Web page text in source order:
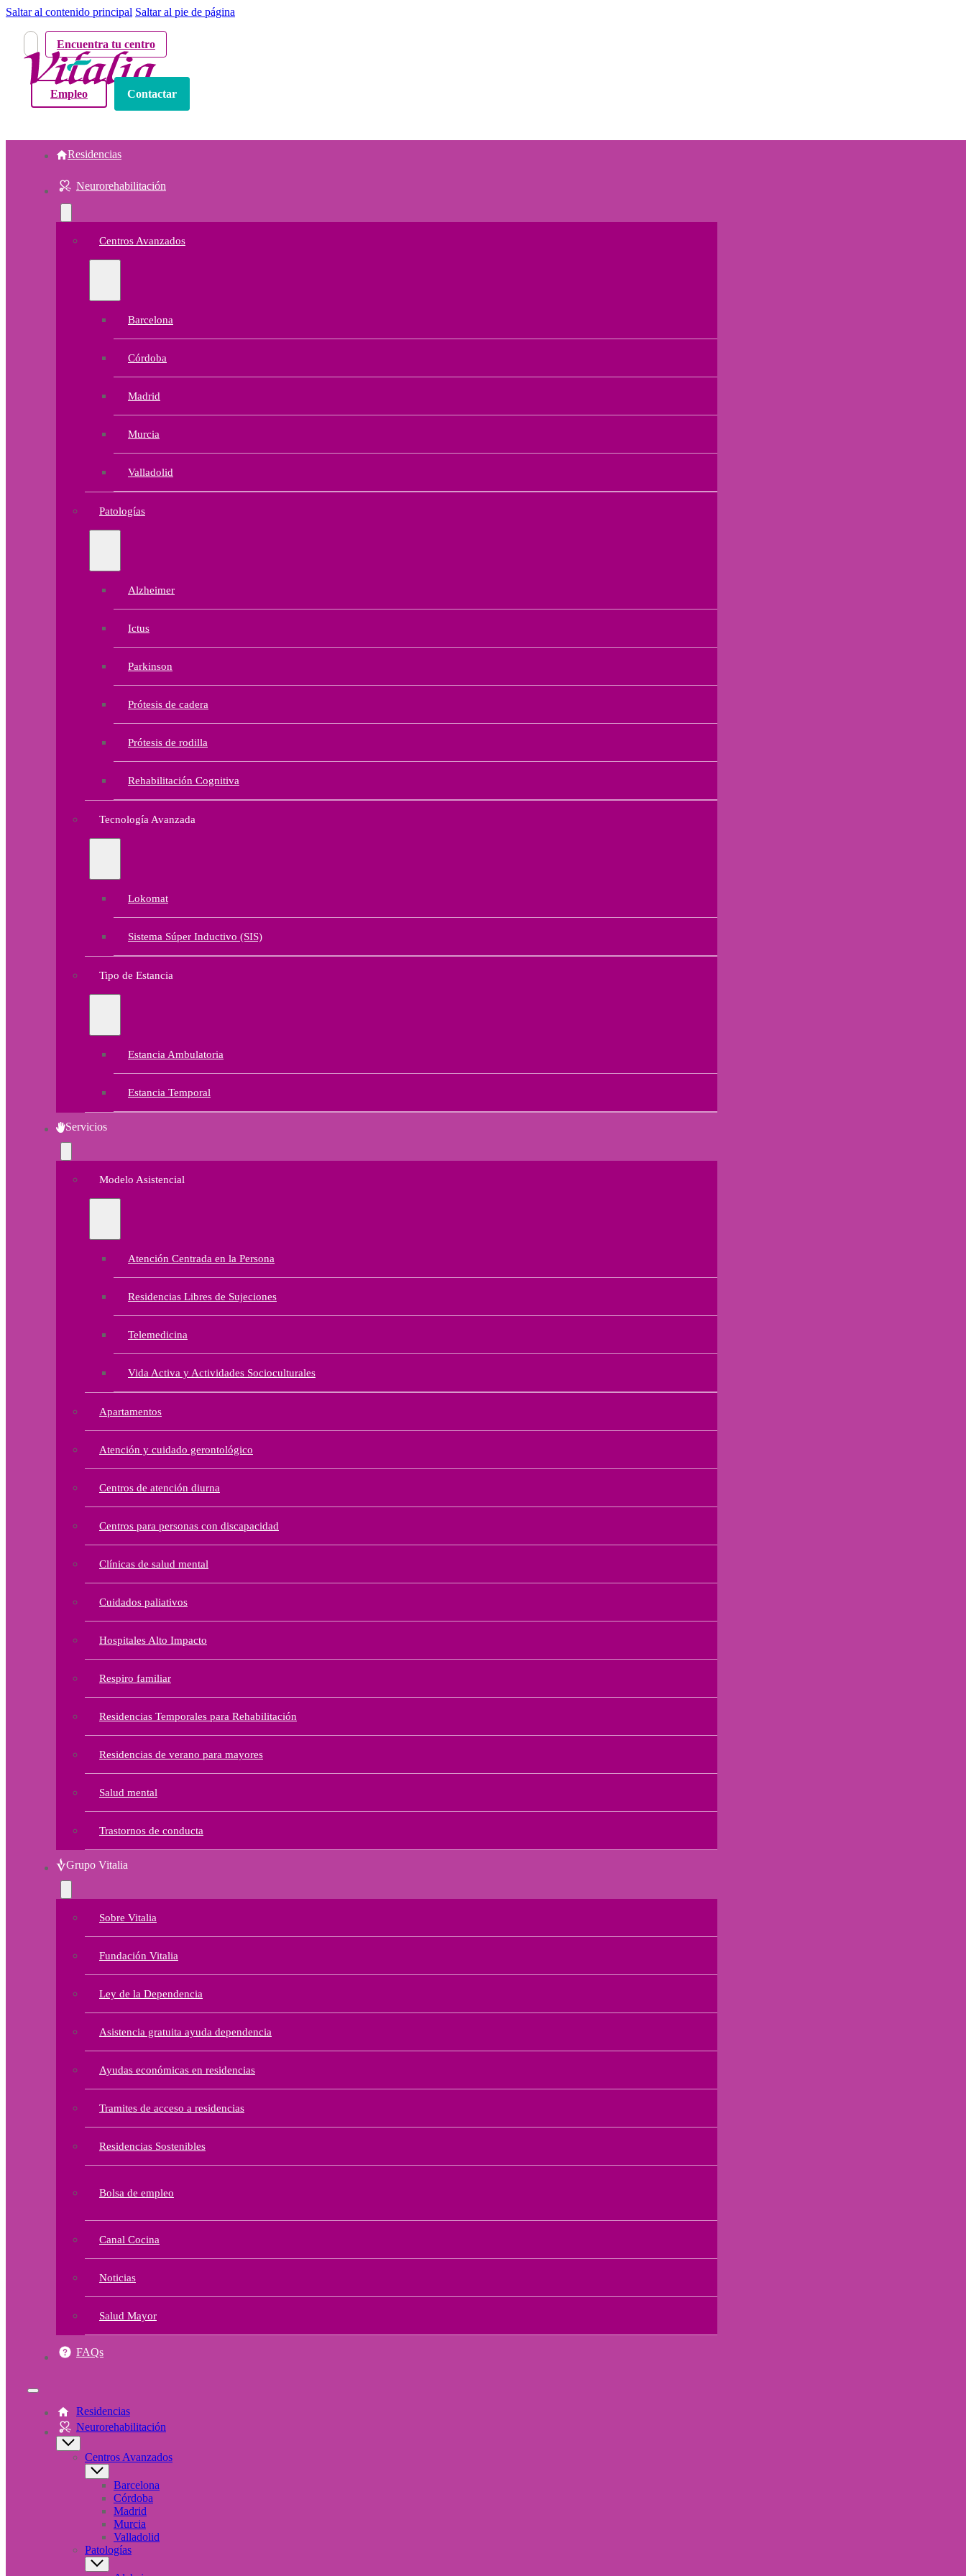
Saltar al contenido principal Saltar al pie de página
Encuentra tu centro
Empleo Contactar
Residencias
Neurorehabilitación
Centros Avanzados
Barcelona
Córdoba
Madrid
Murcia
Valladolid
Patologías
Alzheimer
Ictus
Parkinson
Prótesis de cadera
Prótesis de rodilla
Rehabilitación Cognitiva
Tecnología Avanzada
Lokomat
Sistema Súper Inductivo (SIS)
Tipo de Estancia
Estancia Ambulatoria
Estancia Temporal
Servicios
Modelo Asistencial
Atención Centrada en la Persona
Residencias Libres de Sujeciones
Telemedicina
Vida Activa y Actividades Socioculturales
Apartamentos
Atención y cuidado gerontológico
Centros de atención diurna
Centros para personas con discapacidad
Clínicas de salud mental
Cuidados paliativos
Hospitales Alto Impacto
Respiro familiar
Residencias Temporales para Rehabilitación
Residencias de verano para mayores
Salud mental
Trastornos de conducta
Grupo Vitalia
Sobre Vitalia
Fundación Vitalia
Ley de la Dependencia
Asistencia gratuita ayuda dependencia
Ayudas económicas en residencias
Tramites de acceso a residencias
Residencias Sostenibles
Bolsa de empleo
Canal Cocina
Noticias
Salud Mayor
FAQs
Residencias
Neurorehabilitación
Centros Avanzados
Barcelona
Córdoba
Madrid
Murcia
Valladolid
Patologías